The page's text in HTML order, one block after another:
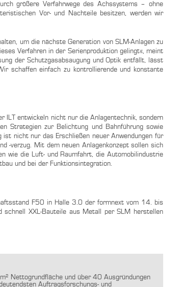
größere Verfahrwege des Achssystems – ohne
Vor- und Nachteile besitzen, werden wir
um die nächste Generation von SLM-Anlagen zu
Verfahren in der Serienproduktion gelingt«, meint
der Schutzgasabsaugung und Optik entfällt, lässt
schaffen einfach zu kontrollierende und konstante
ILT entwickeln nicht nur die Anlagentechnik, sondern
Strategien zur Belichtung und Bahnführung sowie
nicht nur das Erschließen neuer Anwendungen für
-verzug. Mit dem neuen Anlagenkonzept sollen sich
wie die Luft- und Raumfahrt, die Automobilindustrie
und bei der Funktionsintegration.
F50 in Halle 3.0 der formnext vom 14. bis
XXL-Bauteile aus Metall per SLM herstellen
Nettogrundfläche und über 40 Ausgründungen
Auftragsforschungs- und